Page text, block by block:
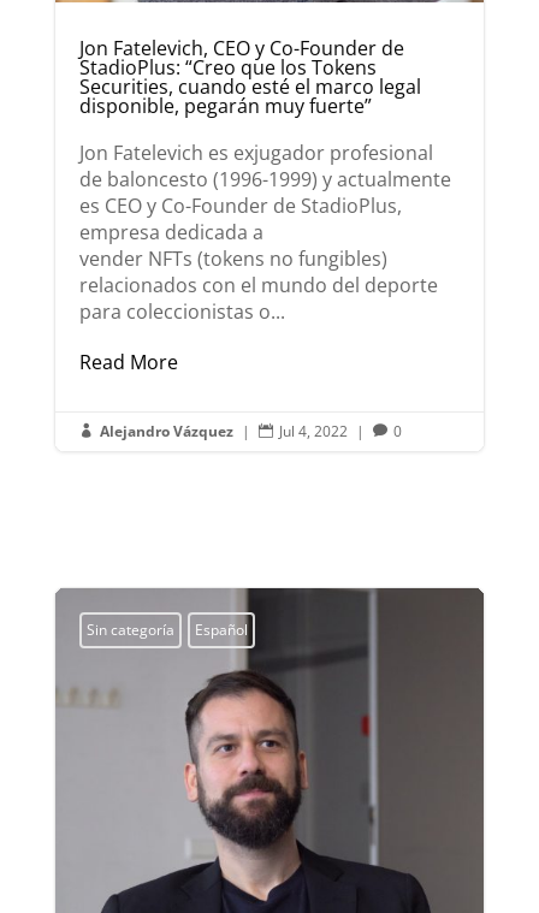
Jon Fatelevich, CEO y Co-Founder de
StadioPlus: “Creo que los Tokens
Securities, cuando esté el marco legal
disponible, pegarán muy fuerte”
Jon Fatelevich es exjugador profesional
de baloncesto (1996-1999) y actualmente
es CEO y Co-Founder de StadioPlus,
empresa dedicada a
vender NFTs (tokens no fungibles)
relacionados con el mundo del deporte
para coleccionistas o...
Read More
 Alejandro Vázquez |  Jul 4, 2022 |  0
Sin categoría Español